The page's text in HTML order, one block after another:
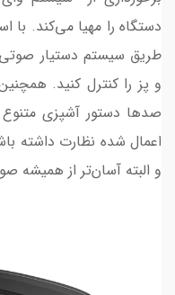
دستگاه را مهیا می‌کند. با
طریق سیستم دستیار صوتی
صدها دستور آشپزی
اعمال شده نظارت داشته
و البته آسان‌تر از همیشه